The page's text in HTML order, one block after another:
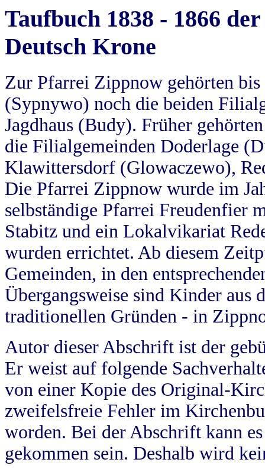
Taufbuch 1838 - 1866
Deutsch Krone
Zur Pfarrei Zippnow gehörten
(Sypnywo) noch die beiden
Jagdhaus (Budy). Früher
die Filialgemeinden Doderlage
Klawittersdorf (Glowaczewo),
Die Pfarrei Zippnow wurde im
selbständige Pfarrei Freudenfier
Stabitz und ein Lokalvikariat
wurden errichtet. Ab diesem
Gemeinden, in den
Übergangsweise sind Kinder aus
traditionellen Gründen - in
Autor dieser Abschrift ist der
Er weist auf folgende
von einer Kopie des Original-
zweifelsfreie Fehler im
worden. Bei der Abschrift kann
gekommen sein. Deshalb wird